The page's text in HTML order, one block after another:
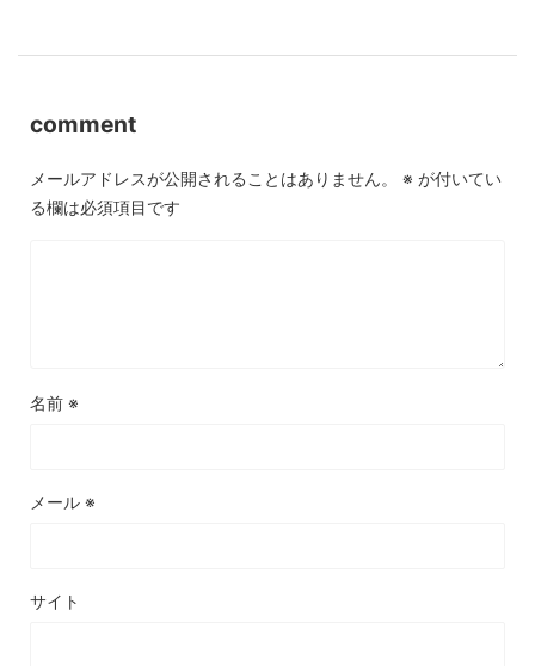
comment
メールアドレスが公開されることはありません。 ※ が付いてい
る欄は必須項目です
名前 ※
メール ※
サイト